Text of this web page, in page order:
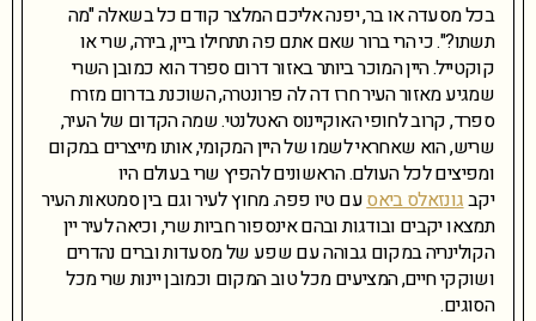
בכל מסעדה או בר, יפנה אליכם המלצר קודם כל בשאלה "מה
תשתו?". כי הרי ברור שאם אתם פה תתחילו ביין, בירה, שרי או
קוקטייל. היין המוכר ביותר באזור דרום ספרד הוא כמובן השרי
שמגיע מאזור העיר חרז דה לה פרונטרה, השוכנת בדרום מזרח
ספרד, קרוב לחופי האוקיינוס האטלנטי. שמה הקדום של העיר,
שריש, הוא שאחראי לשמו של היין המקומי, אותו מייצרים במקום
ומפיצים לכל העולם. הראשונים להפיץ שרי בעולם היו
יקבגונזאלס ביאסעם טיו פפה. מחוץ לעיר וגם בין סמטאות העיר
תמצאו יקבים ובודגות ובהם אינספור חביות שרי, וכיאה לעיר יין
הקולינריה במקום גבוהה עם שפע של מסעדות וברים נהדרים
ושוקקי חיים, המציעים מכל טוב המקום וכמובן יינות שרי מכל
הסוגים.